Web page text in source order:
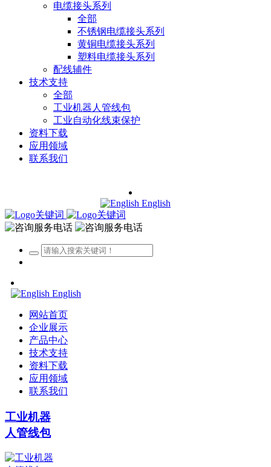
电缆接头系列
全部
不锈钢电缆接头系列
黄铜电缆接头系列
塑料电缆接头系列
配线辅件
技术支持
全部
工业机器人管线包
工业自动化线束保护
资料下载
应用领域
联系我们
English
English
网站首页
企业展示
产品中心
技术支持
资料下载
应用领域
联系我们
工业机器
人管线包